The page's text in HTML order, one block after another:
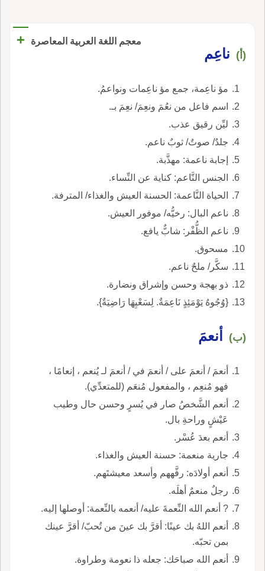
معجم اللغة العربية المعاصرة +
(أ) ناعِم
مؤ ناعِمة، جمع مؤ ناعِمات ونواعمُ.
اسم فاعل من نعُمَ ونعِمَ/ نعِمَ بـ.
ليِّن رقيق عذب.
جلدٌ/ صوتٌ/ ثوبٌ ناعم.
إجابة ناعمة: مهذَّبة.
الجنس النَّاعم: كناية عن النِّساء.
الحياة النَّاعمة: الحسنة العيش والغذاء/ المترفة.
ناعم البال: رخيُّه/ موفور العيش.
ناعم الظُّفْر: شابٌّ يافع.
مسحوق.
سكَّر/ ملحٌ ناعم.
ذو بهجة وحسن وإشراق ونضارة.
{وُجُوهٌ يَوْمَئِذٍ نَاعِمَةٌ. لِسَعْيِهَا رَاضِيَةٌ}.
(ب) أنعمَ
أنعمَ / أنعمَ على / أنعمَ في / أنعمَ لـ يُنعم ، إنعامًا ،
فهو مُنعِم ، والمفعول مُنعَم (للمتعدِّي).
أنعم الشَّخصُ صار في يُسرٍ وحسن حال وطيب
عَيْشٍ وراحةِ بال.
أنعم بعدَ عُسْر.
جارية منعمة: حسنة العيش والغذاء.
أنعم أولادَه: رفَّههم وأسعد معيشتَهم.
رجلٌ منعمٌ أهلَه.
? أنعم الله النِّعمةَ عليه/ أنعمه بالنِّعمة: أوصلها إليه.
أنعم اللهُ بك عينًا: أقرَّ بك عينَ من تُحبّ/ أقرَّ عينك
بمن تحبّه.
أنعم الله صباحَك: جعله ذا نعومة وطراوة.